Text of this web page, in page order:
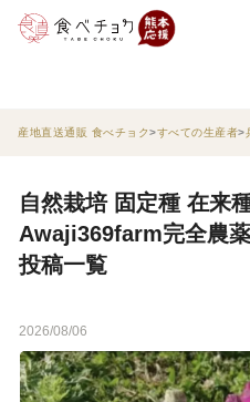
産地直送通販 食べチョク すべての生産者
自然栽培 固定種 在来
Awaji369farm完全農
投稿一覧
2026/08/06